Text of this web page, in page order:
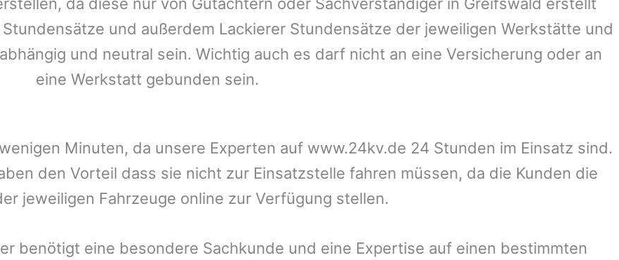
da diese nur von Gutachtern oder Sachverständiger in Greifswald erstellt
und außerdem Lackierer Stundensätze der jeweiligen Werkstätte und
und neutral sein. Wichtig auch es darf nicht an eine Versicherung oder an
eine Werkstatt gebunden sein.
Minuten, da unsere Experten auf www.24kv.de 24 Stunden im Einsatz sind.
den Vorteil dass sie nicht zur Einsatzstelle fahren müssen, da die Kunden die
jeweiligen Fahrzeuge online zur Verfügung stellen.
benötigt eine besondere Sachkunde und eine Expertise auf einen bestimmten